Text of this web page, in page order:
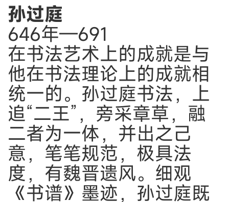
孙过庭
646年—691
在书法艺术上的成就是与
他在书法理论上的成就相
统一的。孙过庭书法，上
追“二王”，旁采章草，融
二者为一体，并出之己
意，笔笔规范，极具法
度，有魏晋遗风。细观
《书谱》墨迹，孙过庭既